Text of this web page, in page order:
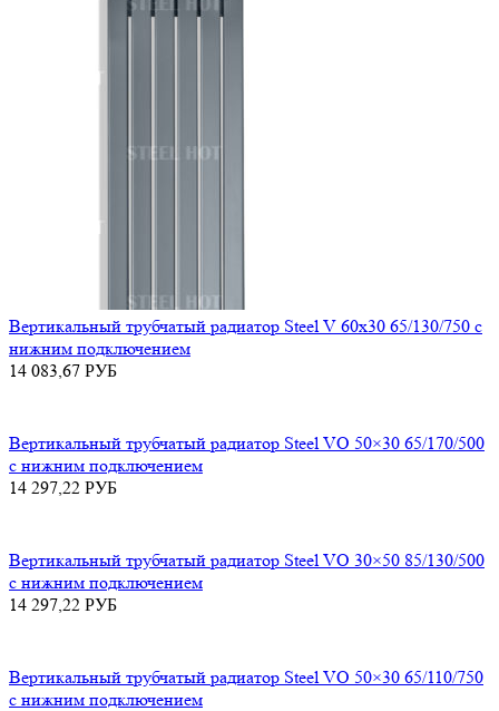
Вертикальный трубчатый радиатор Steel V 60х30 65/130/750 с
нижним подключением
14 083,67 РУБ
Вертикальный трубчатый радиатор Steel VO 50×30 65/170/500
с нижним подключением
14 297,22 РУБ
Вертикальный трубчатый радиатор Steel VO 30×50 85/130/500
с нижним подключением
14 297,22 РУБ
Вертикальный трубчатый радиатор Steel VO 50×30 65/110/750
с нижним подключением